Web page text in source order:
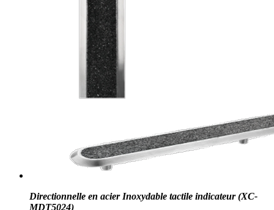
Directionnelle en acier Inoxydable tactile indicateur (XC-
MDT5024)